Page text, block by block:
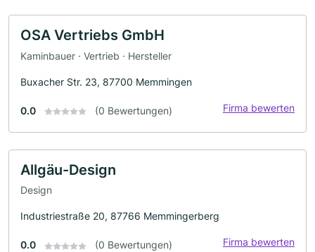
OSA Vertriebs GmbH
Kaminbauer · Vertrieb · Hersteller
Buxacher Str. 23, 87700 Memmingen
0.0 (0 Bewertungen) Firma bewerten
Allgäu-Design
Design
Industriestraße 20, 87766 Memmingerberg
0.0 (0 Bewertungen) Firma bewerten